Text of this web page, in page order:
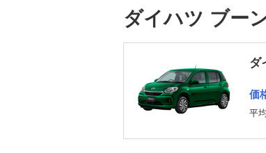
ダイハツ ブー
ダ
価
平